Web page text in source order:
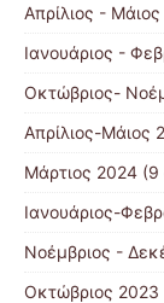
Απρίλιος -
Ιανουάριος -
Οκτώβριος-
Απρίλιος-Μάιος
Μάρτιος 2024 (9
Ιανουάριος-
Νοέμβριος -
Οκτώβριος 2023